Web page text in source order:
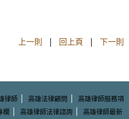
上一則 | 回上頁 | 下一則
律師| 高雄法律顧問 |
高雄律師服務項
欄 | 高雄律師法律諮詢 | 高雄律師最新